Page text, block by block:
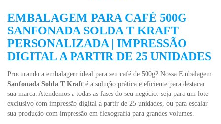
EMBALAGEM PARA CAFÉ 500G
SANFONADA SOLDA T KRAFT
PERSONALIZADA | IMPRESSÃO
DIGITAL A PARTIR DE 25 UNIDADES
Procurando a embalagem ideal para seu café de 500g? Nossa Embalagem
Sanfonada Solda T Kraft é a solução prática e eficiente para destacar
sua marca. Atendemos a todas as fases do seu negócio: seja para um lote
exclusivo com impressão digital a partir de 25 unidades, ou para escalar
sua produção com impressão em flexografia para grandes volumes.